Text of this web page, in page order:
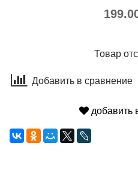
Товар
Добавить в сравнение
добавить